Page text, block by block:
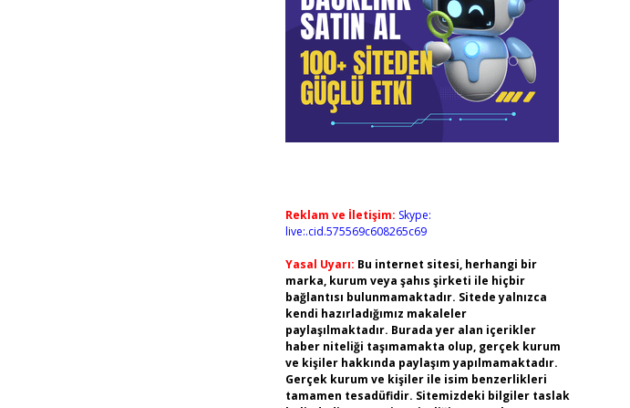
Reklam ve İletişim: Skype:
live:.cid.575569c608265c69
Yasal Uyarı: Bu internet sitesi, herhangi bir
marka, kurum veya şahıs şirketi ile hiçbir
bağlantısı bulunmamaktadır. Sitede yalnızca
kendi hazırladığımız makaleler
paylaşılmaktadır. Burada yer alan içerikler
haber niteliği taşımamakta olup, gerçek kurum
ve kişiler hakkında paylaşım yapılmamaktadır.
Gerçek kurum ve kişiler ile isim benzerlikleri
tamamen tesadüfidir. Sitemizdeki bilgiler taslak